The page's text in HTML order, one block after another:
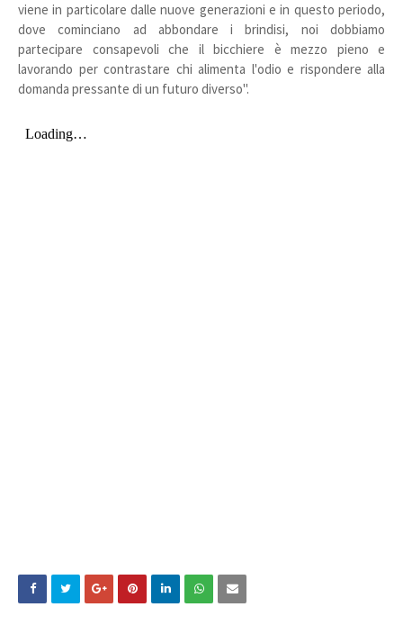
viene in particolare dalle nuove generazioni e in questo periodo,
dove cominciano ad abbondare i brindisi, noi dobbiamo
partecipare consapevoli che il bicchiere è mezzo pieno e
lavorando per contrastare chi alimenta l'odio e rispondere alla
domanda pressante di un futuro diverso".